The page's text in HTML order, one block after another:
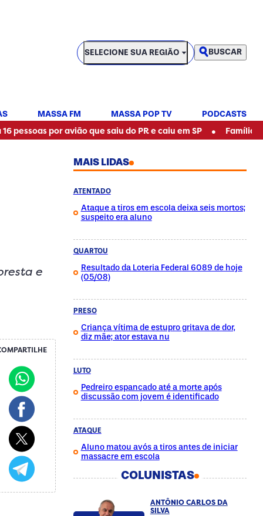
SELECIONE SUA REGIÃO
SELECIONE SUA REGIÃO BUSCAR
MASSA FM MASSA POP TV PODCASTS
avião que saiu do PR e caiu em SP • Família adquire
e
MAIS LIDAS
ATENTADO
Ataque a tiros em escola deixa seis mortos;
suspeito era aluno
QUARTOU
Resultado da Loteria Federal 6089 de hoje
(05/08)
PRESO
Criança vítima de estupro gritava de dor,
diz mãe; ator estava nu
LUTO
Pedreiro espancado até a morte após
discussão com jovem é identificado
ATAQUE
Aluno matou avós a tiros antes de iniciar
massacre em escola
COLUNISTAS
ANTÔNIO CARLOS DA
SILVA